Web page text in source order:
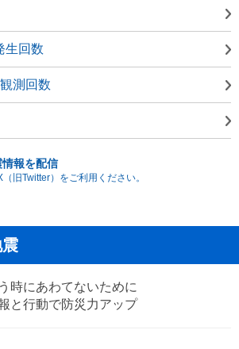
生回数
測回数
報を配信
旧Twitter）をご利用ください。
震
時にあわてないために
と行動で防災力アップ